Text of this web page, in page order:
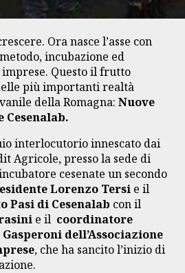
Ora nasce l’asse con
incubazione ed
Questo il frutto
più importanti realtà
della Romagna: Nuove
Cesenalab.
interlocutorio innescato dai
Agricole, presso la sede di
cesenate un secondo
Lorenzo Tersi e il
Pasi di Cesenalab con il
e il coordinatore
dell’Associazione
, che ha sancito l’inizio di